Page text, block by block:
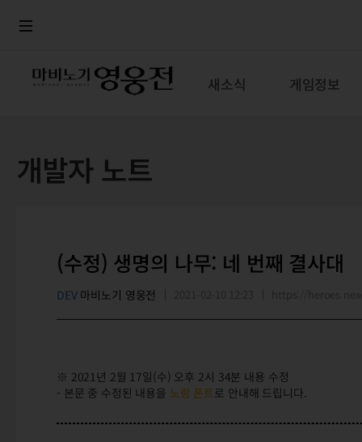
새소식 게임정보
개발자 노트
(수정) 생명의 나무: 네 번째 결사대
DEV마비노기 영웅전
※ 2021년 2월 17일(수) 오후 2시 34분 내용 수정
- 본문 중 수정된 내용을 노랑 폰트로 안내해 드립니다.